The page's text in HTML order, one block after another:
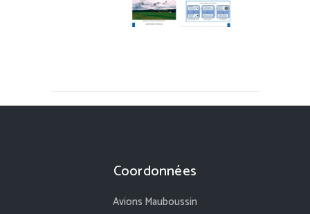
Coordonnées
Avions Mauboussin